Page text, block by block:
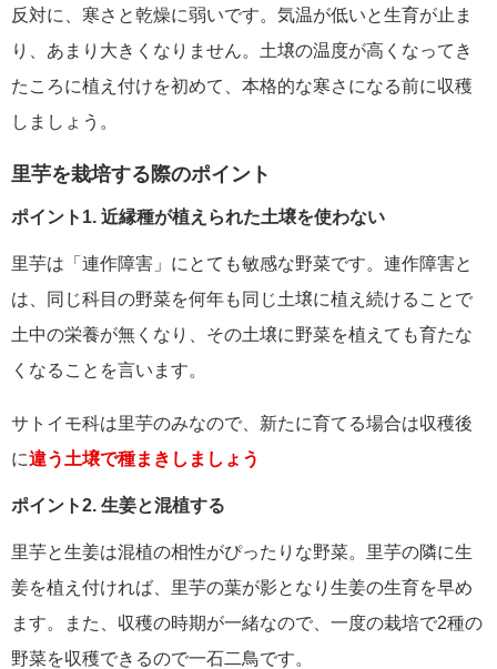
反対に、寒さと乾燥に弱いです。気温が低いと生育が止ま
り、あまり大きくなりません。土壌の温度が高くなってき
たころに植え付けを初めて、本格的な寒さになる前に収穫
しましょう。
里芋を栽培する際のポイント
ポイント1. 近縁種が植えられた土壌を使わない
里芋は「連作障害」にとても敏感な野菜です。連作障害と
は、同じ科目の野菜を何年も同じ土壌に植え続けることで
土中の栄養が無くなり、その土壌に野菜を植えても育たな
くなることを言います。
サトイモ科は里芋のみなので、新たに育てる場合は収穫後
に違う土壌で種まきしましょう
ポイント2. 生姜と混植する
里芋と生姜は混植の相性がぴったりな野菜。里芋の隣に生
姜を植え付ければ、里芋の葉が影となり生姜の生育を早め
ます。また、収穫の時期が一緒なので、一度の栽培で2種の
野菜を収穫できるので一石二鳥です。